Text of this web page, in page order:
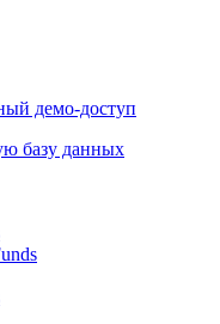
базу данных
базу данных